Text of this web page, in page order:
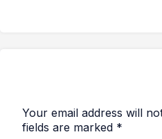
Your email address will
fields are marked *